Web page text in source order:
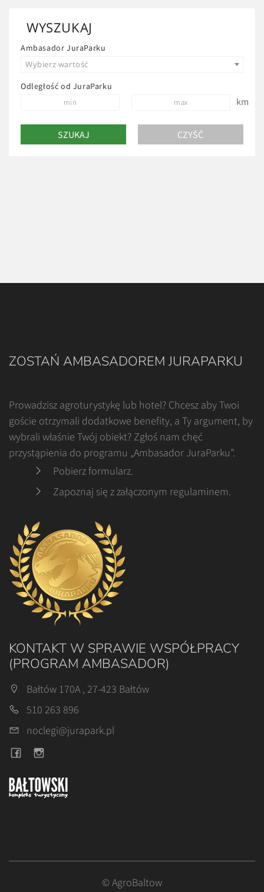
WYSZUKAJ
Ambasador JuraParku
Wybierz wartość
Odległość od JuraParku
km
ZOSTAŃ AMBASADOREM JURAPARKU
Prowadzisz agroturystykę lub hotel? Chcesz aby Twoi
goście otrzymali dodatkowe benefity, a Ty argument, by
wybrali właśnie Twój obiekt? Zgłoś nam chęć
przystąpienia do programu „Ambasador JuraParku”.
Pobierz formularz.
Zapoznaj się z załączonym regulaminem.
KONTAKT W SPRAWIE WSPÓŁPRACY
(PROGRAM AMBASADOR)
Bałtów 170A , 27-423 Bałtów
510 263 896
noclegi@jurapark.pl
© AgroBaltow